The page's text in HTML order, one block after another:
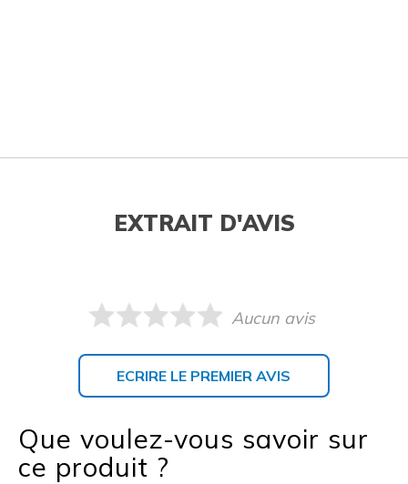
EXTRAIT D'AVIS
Aucun avis
ECRIRE LE PREMIER AVIS
Que voulez-vous savoir sur
ce produit ?